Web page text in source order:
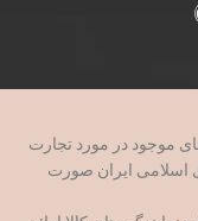
موجود در مورد تجارت
اسلامی ایران صورت